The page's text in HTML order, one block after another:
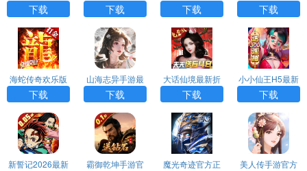
新折扣版
下载
态版
下载 下载
5折版
下载
海蛇传奇欢乐版
最新变态版
下载
山海志异手游最
新H5
下载
大话仙境最新折
扣版
下载
小小仙王H5最新
版手游
下载
新誓记2026最新
霸御乾坤手游官
魔光奇迹官方正
美人传手游官方